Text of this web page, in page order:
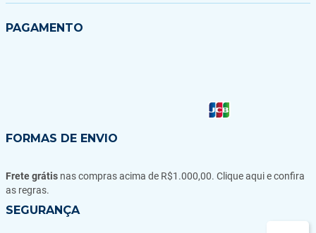
Quem somos
PAGAMENTO
FORMAS DE ENVIO
Frete grátis nas compras acima de R$1.000,00. Clique aqui e confira
as regras.
SEGURANÇA